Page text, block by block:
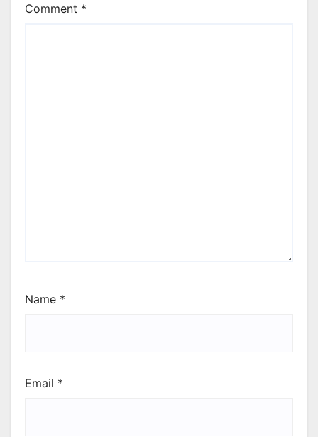
Comment *
Name *
Email *